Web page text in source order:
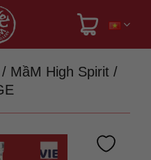
/ MầM High Spirit /